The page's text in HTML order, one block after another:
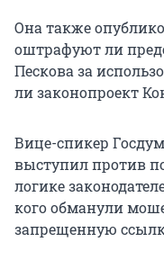
Она также
оштрафуют ли
Пескова за
ли законопроект
Вице-спикер
выступил против
логике
кого обманули
запрещенную